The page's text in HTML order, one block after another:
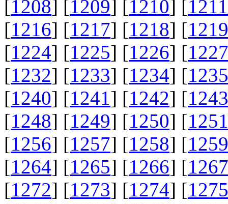
[1208] [1209] [1210] [1211
[1216] [1217] [1218] [1219
[1224] [1225] [1226] [1227
[1232] [1233] [1234] [1235
[1240] [1241] [1242] [1243
[1248] [1249] [1250] [1251
[1256] [1257] [1258] [1259
[1264] [1265] [1266] [1267
[1272] [1273] [1274] [1275